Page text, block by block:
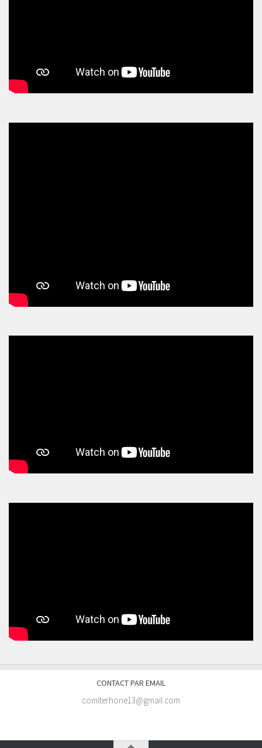
CONTACT PAR EMAIL
comiterhone13@gmail.com